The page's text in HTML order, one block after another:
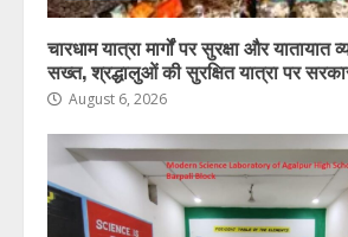
5
जनगणना 2027 की
में 1 सितंबर से शुरू
चारधाम यात्रा मार्गों पर सुरक्षा और यातायात
सख्त, श्रद्धालुओं की सुरक्षित यात्रा पर
August 6, 2026